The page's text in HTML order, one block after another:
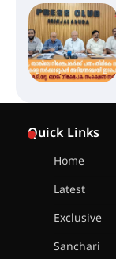
Quick Links
Home
Latest
Exclusive
Sanchari